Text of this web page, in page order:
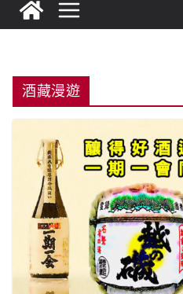
酒藏漫遊